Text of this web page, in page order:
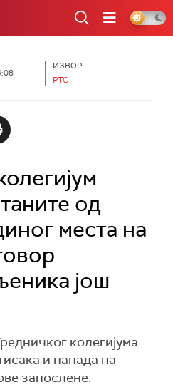
ИЗВОР:
РТС
од
места на
још
колегијума
и напада на
запослене.